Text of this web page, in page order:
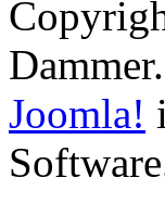
Joomla!